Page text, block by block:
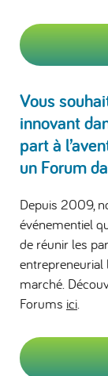
Vous
innovant
part à
un Forum
Depuis 2009,
événementiel
de réunir les
entrepreneurial
marché.
Forums ici